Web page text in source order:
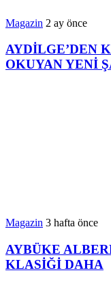
Magazin 2 ay önce
AYDİLGE’DEN
OKUYAN YENİ
Magazin 3 hafta önce
AYBÜKE
KLASİĞİ DAHA